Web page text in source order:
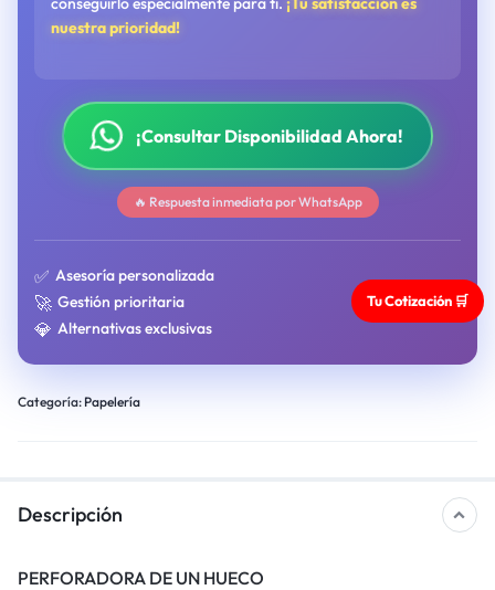
nuestra prioridad!
¡Consultar Disponibilidad Ahora!
🔥 Respuesta inmediata por WhatsApp
✅ Asesoría personalizada
🚀 Gestión prioritaria
💎 Alternativas exclusivas
Categoría: Papelería
Descripción
PERFORADORA DE UN HUECO
Tu Cotización 🛒